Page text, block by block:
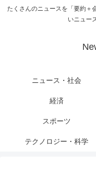
たくさんのニュースを「要約＋
いニュー
ニュース・社会
経済
スポーツ
テクノロジー・科学